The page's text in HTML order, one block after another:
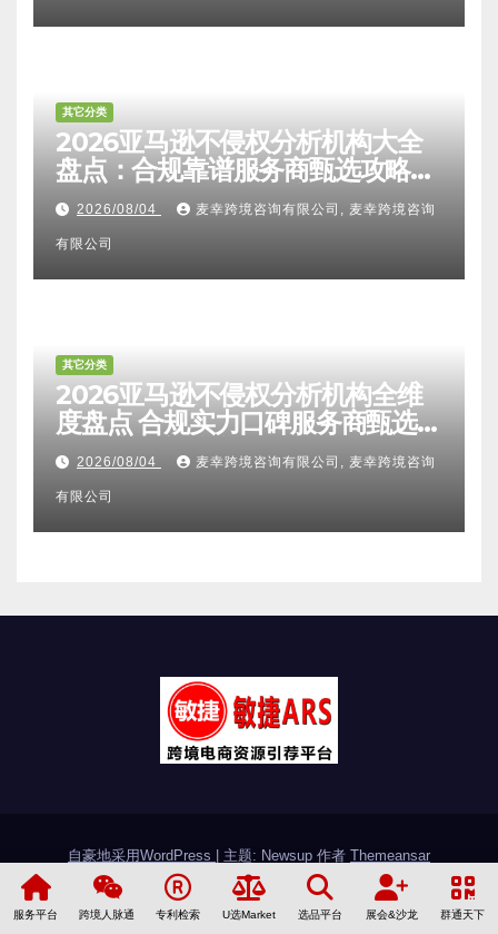
其它分类
2026亚马逊不侵权分析机构大全
盘点：合规靠谱服务商甄选攻略、
避坑FAQ及标杆机构实力详解
2026/08/04 麦幸跨境咨询有限公司, 麦幸跨境咨询
有限公司
其它分类
2026亚马逊不侵权分析机构全维
度盘点 合规实力口碑服务商甄选
附跨境卖家避坑FAQ全指南
2026/08/04 麦幸跨境咨询有限公司, 麦幸跨境咨询
有限公司
自豪地采用WordPress 主题: Newsup 作者 Themeansar
敏捷简介加入敏捷联系敏捷友情链接
服务平台 跨境人脉通 专利检索 U选Market 选品平台 展会&沙龙 群通天下